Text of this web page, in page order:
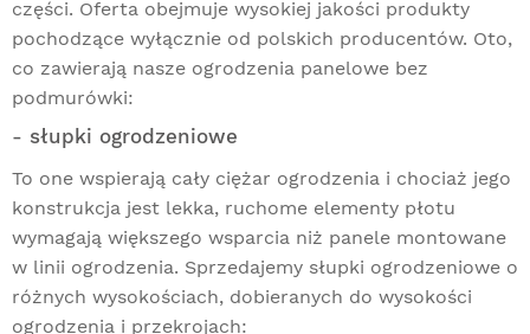
części. Oferta obejmuje wysokiej jakości produkty
pochodzące wyłącznie od polskich producentów. Oto,
co zawierają nasze ogrodzenia panelowe bez
podmurówki:
- słupki ogrodzeniowe
To one wspierają cały ciężar ogrodzenia i chociaż jego
konstrukcja jest lekka, ruchome elementy płotu
wymagają większego wsparcia niż panele montowane
w linii ogrodzenia. Sprzedajemy słupki ogrodzeniowe o
różnych wysokościach, dobieranych do wysokości
ogrodzenia i przekrojach: